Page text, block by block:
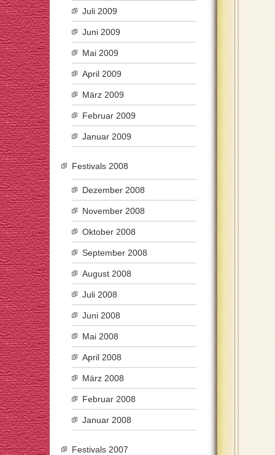
Juli 2009
Juni 2009
Mai 2009
April 2009
März 2009
Februar 2009
Januar 2009
Festivals 2008
Dezember 2008
November 2008
Oktober 2008
September 2008
August 2008
Juli 2008
Juni 2008
Mai 2008
April 2008
März 2008
Februar 2008
Januar 2008
Festivals 2007